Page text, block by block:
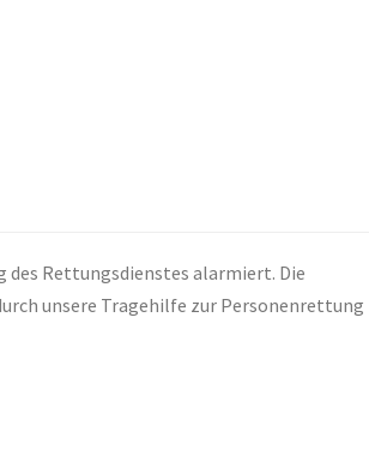
des Rettungsdienstes alarmiert. Die
unsere Tragehilfe zur Personenrettung